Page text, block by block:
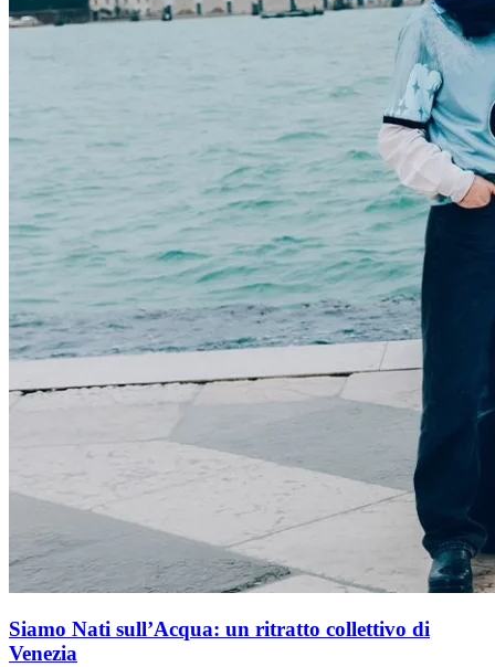
Siamo Nati sull’Acqua: un ritratto collettivo di
Venezia